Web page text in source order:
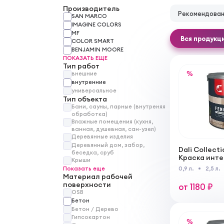
Производитель
SAN MARCO
IMAGINE COLORS
MF
COLOR SMART
BENJAMIN MOORE
ПОКАЗАТЬ ЕЩЕ
Тип работ
внешние
внутренние
универсальное
Тип объекта
Бани, сауны, парные (внутреняя
обработка)
Влажные помещения (кухня,
ванная, душевная, сан-узел)
Деревянные изделия
Деревянный дом, забор,
беседка, сруб
Крыши
Показать еще
Материал рабочей
поверхности
OSB
Бетон
Бетон / Дерево
Гипсокартон
Вся
%
Dali
Краска
0,9 л. 2,5 л.
от 1180 ₽
%